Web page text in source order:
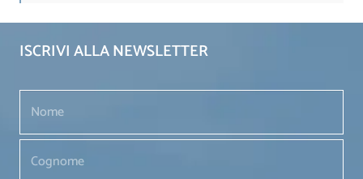
ISCRIVI ALLA NEWSLETTER